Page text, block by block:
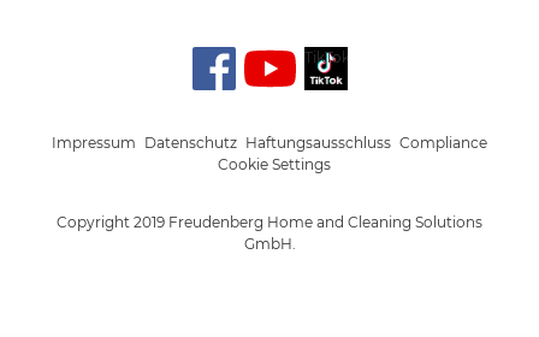
Copyright 2019 Freudenberg Home and Cleaning Solutions
GmbH.
Impressum Datenschutz Haftungsausschluss Compliance
Cookie Settings
TikTok